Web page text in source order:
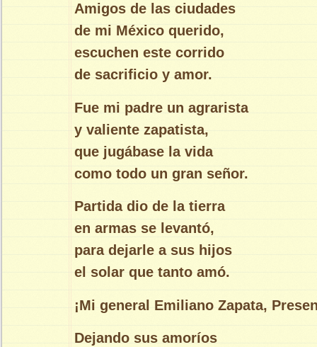
Amigos de las ciudades
de mi México querido,
escuchen este corrido
de sacrificio y amor.
Fue mi padre un agrarista
y valiente zapatista,
que jugábase la vida
como todo un gran señor.
Partida dio de la tierra
en armas se levantó,
para dejarle a sus hijos
el solar que tanto amó.
¡Mi general Emiliano Zapata,
Dejando sus amoríos